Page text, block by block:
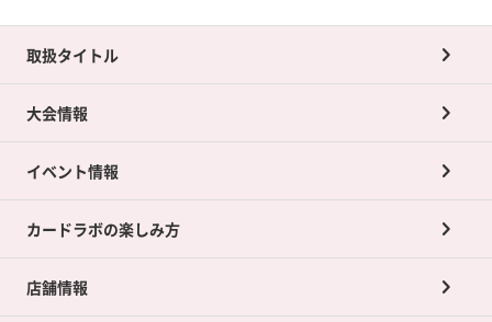
取扱タイトル
大会情報
イベント情報
カードラボの楽しみ方
店舗情報